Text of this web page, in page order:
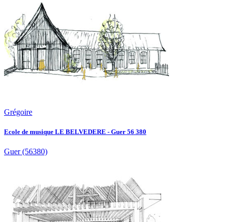
Grégoire
Ecole de musique LE BELVEDERE - Guer 56 380
Guer(56380)